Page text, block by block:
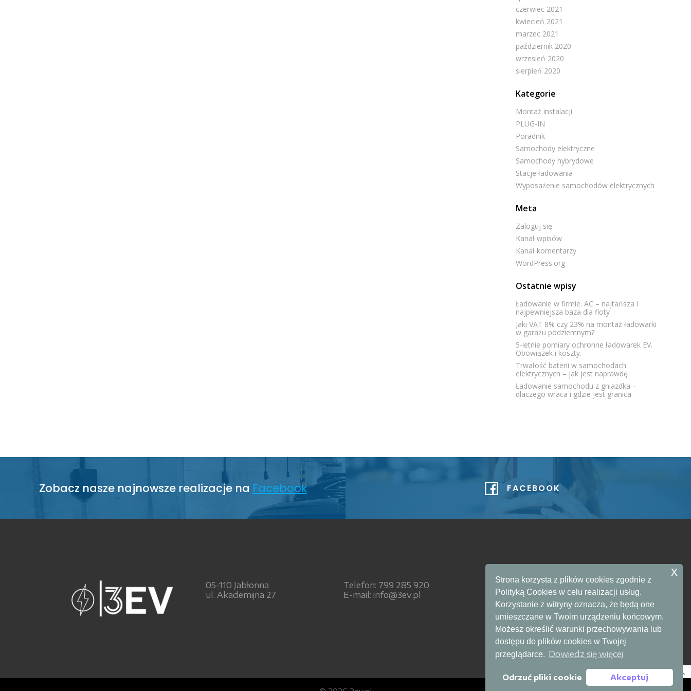
czerwiec 2021
kwiecień 2021
marzec 2021
październik 2020
wrzesień 2020
sierpień 2020
Kategorie
Montaż instalacji
PLUG-IN
Poradnik
Samochody elektryczne
Samochody hybrydowe
Stacje ładowania
Wyposażenie samochodów elektrycznych
Meta
Zaloguj się
Kanał wpisów
Kanał komentarzy
WordPress.org
Ostatnie wpisy
Ładowanie w firmie. AC – najtańsza i
najpewniejsza baza dla floty
Jaki VAT 8% czy 23% na montaż ładowarki
w garażu podziemnym?
5-letnie pomiary ochronne ładowarek EV.
Obowiązek i koszty.
Trwałość baterii w samochodach
elektrycznych – jak jest naprawdę
Ładowanie samochodu z gniazdka –
dlaczego wraca i gdzie jest granica
Zobacz nasze najnowsze realizacje na Facebook FACEBOOK
05-110 Jabłonna
ul. Akademijna 27
Telefon: 799 285 920
E-mail: info@3ev.pl
SKLEP
Strona korzysta z plików cookies zgodnie z
Polityką Cookies w celu realizacji usług.
Korzystanie z witryny oznacza, że będą one
umieszczane w Twoim urządzeniu końcowym.
Możesz określić warunki przechowywania lub
dostępu do plików cookies w Twojej
przeglądarce. Dowiedz się więcej
Odrzuć pliki cookie Akceptuj
x